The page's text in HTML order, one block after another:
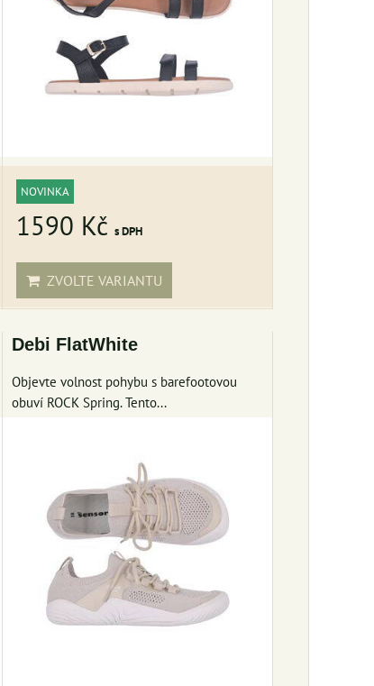
NOVINKA
1590 Kčs DPH
ZVOLTE VARIANTU
Debi FlatWhite
Objevte volnost pohybu s barefootovou
obuví ROCK Spring. Tento...